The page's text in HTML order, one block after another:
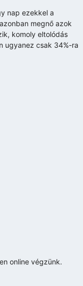
nap ezekkel a
megnő azok
komoly eltolódás
ugyanez csak 34%-ra
online végzünk.